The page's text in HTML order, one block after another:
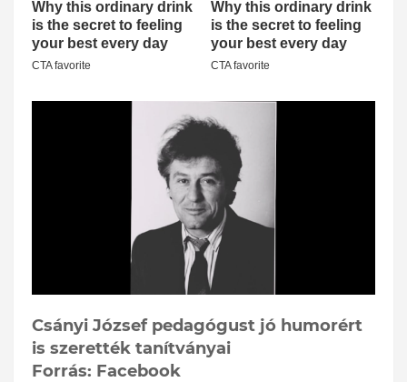
Csányi József pedagógust jó humorért
is szerették tanítványai
Forrás: Facebook